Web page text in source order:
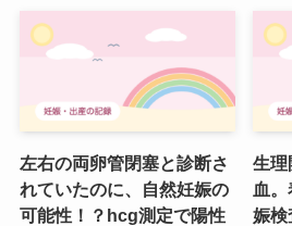
左右の両卵管閉塞と診断さ
れていたのに、自然妊娠の
可能性！？hcg測定で陽性
生理
血
娠検